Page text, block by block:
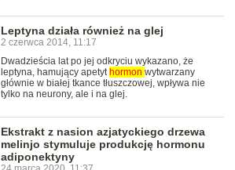
Leptyna działa również na glej
2 czerwca 2014, 11:17
Dwadzieścia lat po jej odkryciu wykazano, że
leptyna, hamujący apetyt hormon wytwarzany
głównie w białej tkance tłuszczowej, wpływa nie
tylko na neurony, ale i na glej.
Ekstrakt z nasion azjatyckiego drzewa
melinjo stymuluje produkcję hormonu
adiponektyny